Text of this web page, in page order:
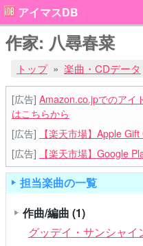
アイマスDB
作家: 八尋春菜
トップ 楽曲・CDデータ
[広告] Amazon.co.jpでのアイ
はこちらから
[広告]
【楽天市場】Apple
[広告]
【楽天市場】Google
担当楽曲の一覧
作曲/編曲 (1)
グッデイ・サンシャイ